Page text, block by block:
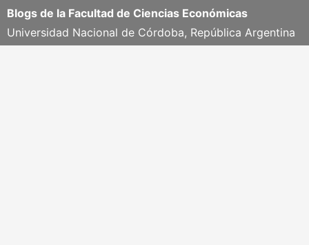
Blogs de la Facultad de Ciencias Económicas
Universidad Nacional de Córdoba, República Argentina